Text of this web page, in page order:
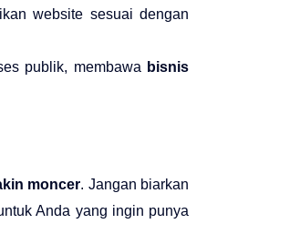
website sesuai dengan
publik, membawa bisnis
moncer. Jangan biarkan
Anda yang ingin punya